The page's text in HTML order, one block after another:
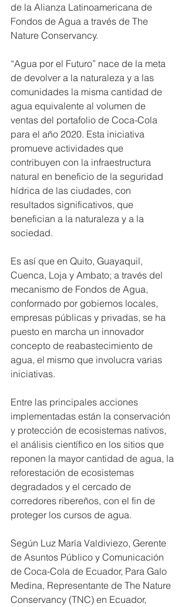
de la Alianza Latinoamericana de
Fondos de Agua a través de The
Nature Conservancy.
“Agua por el Futuro” nace de la meta
de devolver a la naturaleza y a las
comunidades la misma cantidad de
agua equivalente al volumen de
ventas del portafolio de Coca-Cola
para el año 2020. Esta iniciativa
promueve actividades que
contribuyen con la infraestructura
natural en beneficio de la seguridad
hídrica de las ciudades, con
resultados significativos, que
benefician a la naturaleza y a la
sociedad.
Es así que en Quito, Guayaquil,
Cuenca, Loja y Ambato; a través del
mecanismo de Fondos de Agua,
conformado por gobiernos locales,
empresas públicas y privadas, se ha
puesto en marcha un innovador
concepto de reabastecimiento de
agua, el mismo que involucra varias
iniciativas.
Entre las principales acciones
implementadas están la conservación
y protección de ecosistemas nativos,
el análisis científico en los sitios que
reponen la mayor cantidad de agua, la
reforestación de ecosistemas
degradados y el cercado de
corredores ribereños, con el fin de
proteger los cursos de agua.
Según Luz María Valdiviezo, Gerente
de Asuntos Público y Comunicación
de Coca-Cola de Ecuador, Para Galo
Medina, Representante de The Nature
Conservancy (TNC) en Ecuador,